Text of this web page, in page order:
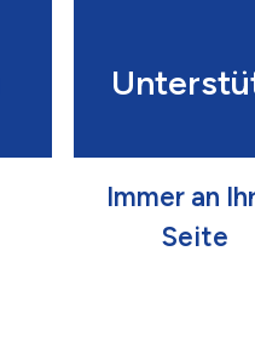
Immer an
Seite